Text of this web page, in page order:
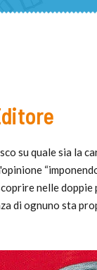
su quale sia la
nelle doppie
di ognuno sta